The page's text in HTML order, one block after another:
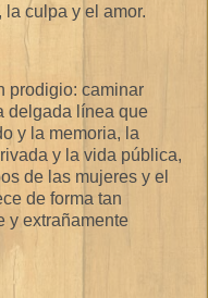
culpa y el amor.
prodigio: caminar
delgada línea que
y la memoria, la
y la vida pú­blica,
de las mujeres y el
de forma tan
y extrañamente